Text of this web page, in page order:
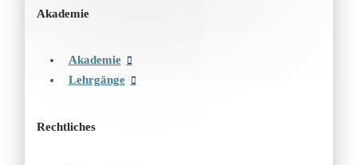
Akademie
Akademie
Lehrgänge
Rechtliches